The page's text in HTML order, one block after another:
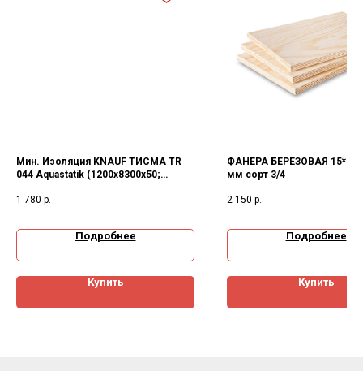
Мин. Изоляция KNAUF ТИСМА TR
044 Aquastatik (1200х8300х50;
1 780 р.
Подробнее
Купить
ФАНЕРА БЕРЕЗОВАЯ
мм сорт 3/4
2 150 р.
Подробнее
Купить